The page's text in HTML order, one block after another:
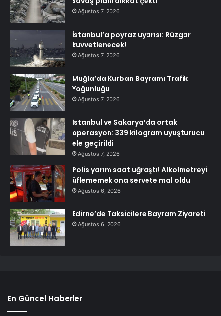
Ağustos 7, 2026
İstanbul’a poyraz uyarısı: Rüzgar
kuvvetlenecek!
Ağustos 7, 2026
Muğla’da Kurban Bayramı Trafik
Yoğunluğu
Ağustos 7, 2026
İstanbul ve Sakarya’da ortak
operasyon: 339 kilogram uyuşturucu
ele geçirildi
Ağustos 7, 2026
Polis yarım saat uğraştı! Alkolmetreyi
üflememek ona servete mal oldu
Ağustos 6, 2026
Edirne’de Taksicilere Bayram Ziyareti
Ağustos 6, 2026
En Güncel Haberler